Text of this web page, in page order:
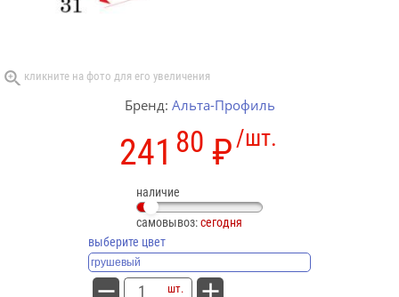
Бренд: Альта-Профиль
/шт.
241 80 ₽
наличие
самовывоз:сегодня
выберите цвет
шт.